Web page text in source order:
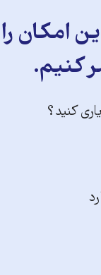
امکان را
کنیم.
کنید؟